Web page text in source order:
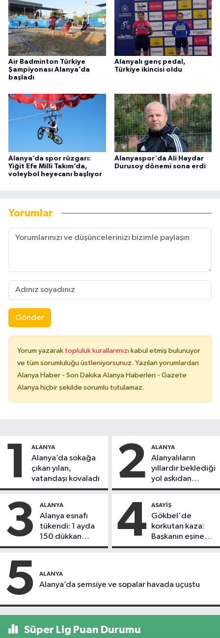
Air Badminton Türkiye
Şampiyonası Alanya’da
başladı
Alanyalı genç pedal,
Türkiye ikincisi oldu
Alanya’da spor rüzgarı:
Yiğit Efe Milli Takım’da,
voleybol heyecanı başlıyor
Alanyaspor'da Ali Haydar
Durusoy dönemi sona erdi
Yorumlar
Gönder
Yorum yazarak topluluk kurallarımızı kabul etmiş bulunuyor
ve tüm sorumluluğu üstleniyorsunuz. Yazılan yorumlardan
Alanya Haber - Son Dakika Alanya Haberleri - Gazete
Alanya hiçbir şekilde sorumlu tutulamaz.
1 ALANYA
Alanya’da sokağa
çıkan yılan,
vatandaşı kovaladı
2 ALANYA
Alanyalıların
yıllardır beklediği
yol askıdan
döndü
3 ALANYA
Alanya esnafı
tükendi: 1 ayda
150 dükkan
kapandı
4 ASAYIŞ
Gökbel'de
korkutan kaza:
Başkanın eşine
motosiklet çarptı
5 ALANYA
Alanya’da şemsiye ve sopalar havada uçuştu
Süper Lig Puan Durumu